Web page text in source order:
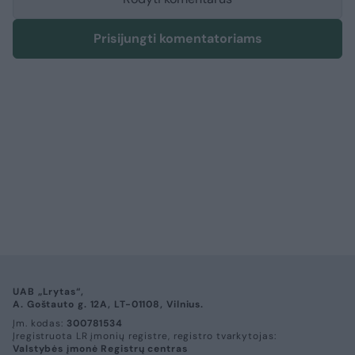
Prisijungti komentatoriams
UAB „Lrytas“,
A. Goštauto g. 12A, LT-01108, Vilnius.
Įm. kodas: 300781534
Įregistruota LR įmonių registre, registro tvarkytojas:
Valstybės įmonė Registrų centras